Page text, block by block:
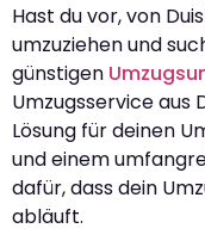
Hast du vor, von
umzuziehen und
günstigen
Umzugsservice aus
Lösung für deinen
und einem
dafür, dass dein
abläuft.